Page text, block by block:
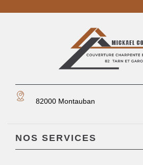
82000 Montauban
NOS SERVICES